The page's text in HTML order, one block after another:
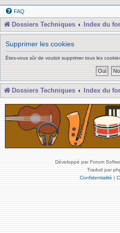
FAQ
Dossiers Techniques Index du
Supprimer les cookies
Êtes-vous sûr de vouloir supprimer tous les
Dossiers Techniques Index du
Développé par Forum
Traduit par
Confidentialité |